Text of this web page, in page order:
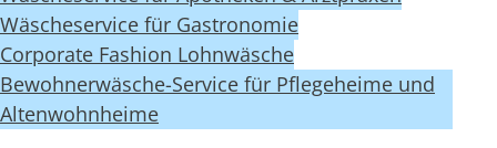
Wäscheservice für Gastronomie
Corporate Fashion Lohnwäsche
Bewohnerwäsche-Service für Pflegeheime und
Altenwohnheime